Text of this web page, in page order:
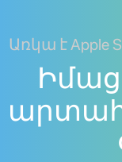
Առկա է Apple